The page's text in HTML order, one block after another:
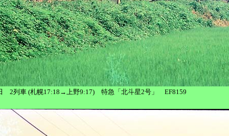
2列車 (札幌17:18→上野9:17) 特急「北斗星2号」 EF8159